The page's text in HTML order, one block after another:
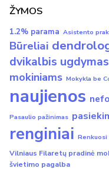
ŽYMOS
1.2% parama Asistento
Būreliai
dvikalbis ugdymas
mokiniams Mokykla be
naujienos
Pasaulio pažinimas
renginiai Renkuosi
Vilniaus Filaretų pradinė
švietimo pagalba